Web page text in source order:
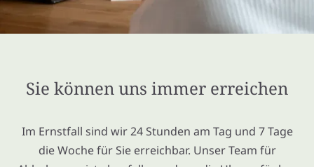
Sie können uns immer erreichen
Im Ernstfall sind wir 24 Stunden am Tag und 7 Tage
die Woche für Sie erreichbar. Unser Team für